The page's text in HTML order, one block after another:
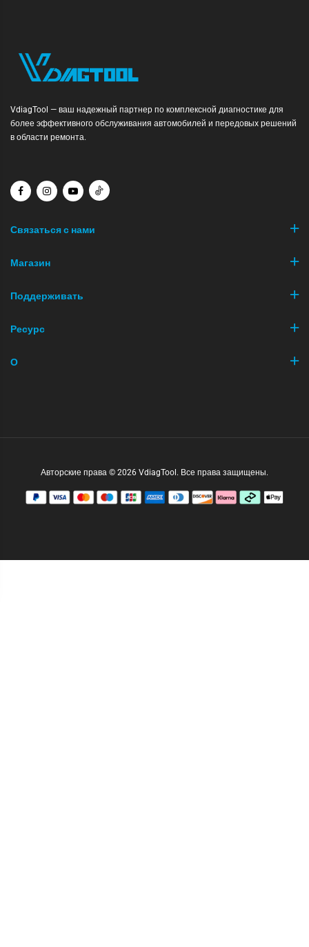
VdiagTool — ваш надежный партнер по комплексной диагностике для
более эффективного обслуживания автомобилей и передовых решений
в области ремонта.
Связаться с нами
Магазин
Поддерживать
Ресурс
О
Авторские права © 2026 VdiagTool. Все права защищены.